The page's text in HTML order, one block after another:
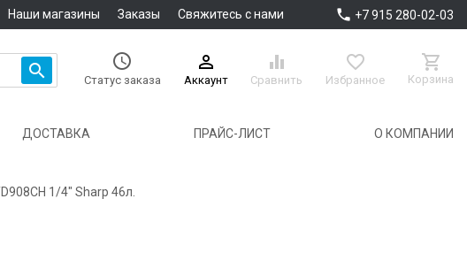
Наши магазины Заказы Свяжитесь с нами  +7 915 280-02-03
 
Статус заказа

Аккаунт

Сравнить

Избранное

Корзина
ДОСТАВКА ПРАЙС-ЛИСТ О КОМПАНИИ
1/4" Sharp 46л.